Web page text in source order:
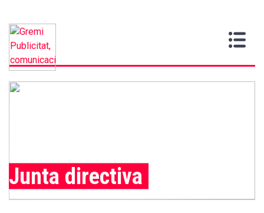
Inici Contacta
Junta directiva